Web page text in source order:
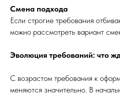
Смена подхода
Если строгие требования
можно рассмотреть вариант
Эволюция требований: что
С возрастом требования к
меняются значительно. В